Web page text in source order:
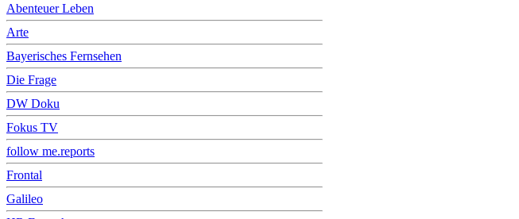
Abenteuer Leben
Arte
Bayerisches Fernsehen
Die Frage
DW Doku
Fokus TV
follow me.reports
Frontal
Galileo